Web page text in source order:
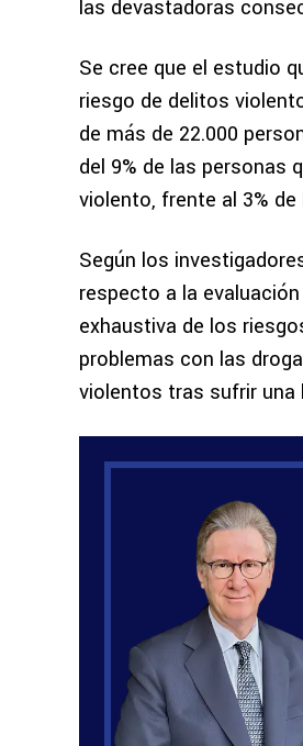
las devastadoras
Se cree que el estudio
riesgo de delitos
de más de 22.000
del 9% de las personas
violento, frente al 3%
Según los
respecto a la
exhaustiva de los
problemas con las
violentos tras sufrir una